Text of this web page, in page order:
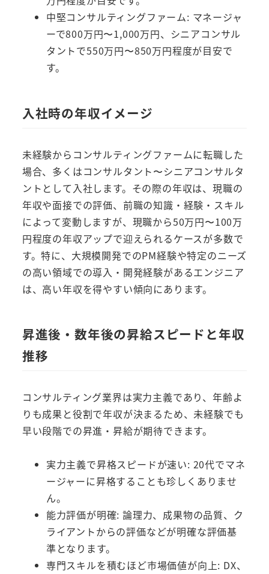
中堅コンサルティングファーム: マネージャ
ーで800万円〜1,000万円、シニアコンサル
タントで550万円〜850万円程度が目安で
す。
入社時の年収イメージ
未経験からコンサルティングファームに転職した
場合、多くはコンサルタント〜シニアコンサルタ
ントとして入社します。その際の年収は、現職の
年収や面接での評価、前職の知識・経験・スキル
によって変動しますが、現職から50万円〜100万
円程度の年収アップで迎えられるケースが多数で
す。特に、大規模開発でのPM経験や特定のニーズ
の高い領域での導入・開発経験があるエンジニア
は、高い年収を得やすい傾向にあります。
昇進後・数年後の昇給スピードと年収
推移
コンサルティング業界は実力主義であり、年齢よ
りも成果と役割で年収が決まるため、未経験でも
早い段階での昇進・昇給が期待できます。
実力主義で昇格スピードが速い: 20代でマネ
ージャーに昇格することも珍しくありませ
ん。
能力評価が明確: 論理力、成果物の品質、ク
ライアントからの評価などが明確な評価基
準となります。
専門スキルを積むほど市場価値が向上: DX、